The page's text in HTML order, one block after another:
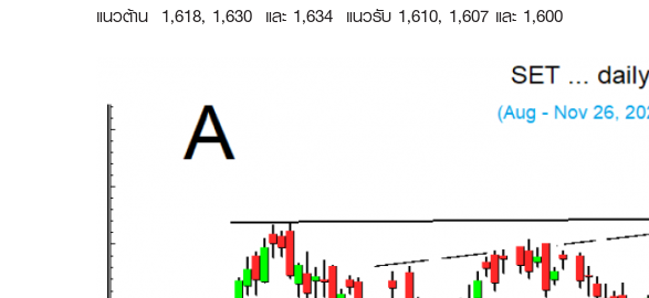
แนวต้าน 1,618, 1,630 และ 1,634 แนวรับ 1,610, 1,607 และ 1,600